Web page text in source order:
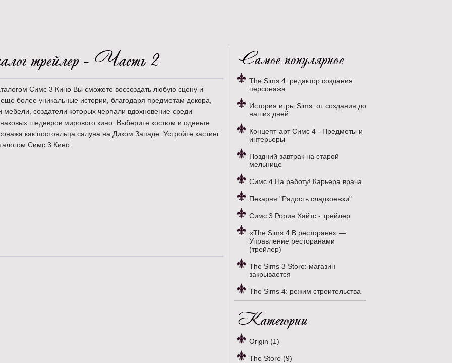
трейлер - Часть 2
Симс 3 Кино Вы сможете воссоздать любую сцену и
еще более уникальные истории, благодаря предметам декора,
мебели, создатели которых черпали вдохновение среди
шедевров мирового кино. Выберите костюм и оденьте
как постояльца салуна на Диком Западе. Устройте кастинг
Симс 3 Кино.
Самое популярное
The Sims 4: редактор создания
персонажа
История игры Sims: от создания до
наших дней
Концепт-арт Симс 4 - Предметы и
интерьеры
Поздний завтрак на старой
мельнице
Симс 4 На работу! Карьера врача
Пекарня "Радость сладкоежки"
Симс 3 Рорин Хайтс - трейлер
«The Sims 4 В ресторане» —
Управление ресторанами
(трейлер)
The Sims 3 Store: магазин
закрывается
The Sims 4: режим строительства
Категории
Origin (1)
The Store (9)